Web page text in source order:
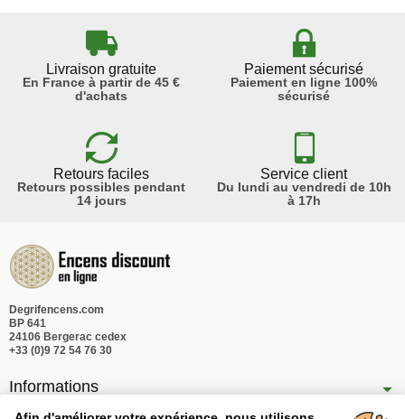
Livraison gratuite
En France à partir de 45 €
d'achats
Paiement sécurisé
Paiement en ligne 100%
sécurisé
Retours faciles
Retours possibles pendant
14 jours
Service client
Du lundi au vendredi de 10h
à 17h
Degrifencens.com
BP 641
24106 Bergerac cedex
+33 (0)9 72 54 76 30
Informations